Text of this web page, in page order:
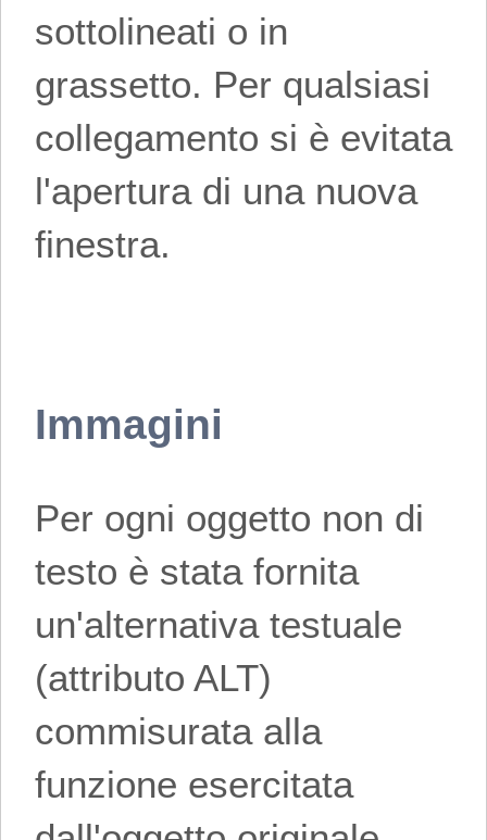
sottolineati o in
grassetto. Per qualsiasi
collegamento si è evitata
l'apertura di una nuova
finestra.
Immagini
Per ogni oggetto non di
testo è stata fornita
un'alternativa testuale
(attributo ALT)
commisurata alla
funzione esercitata